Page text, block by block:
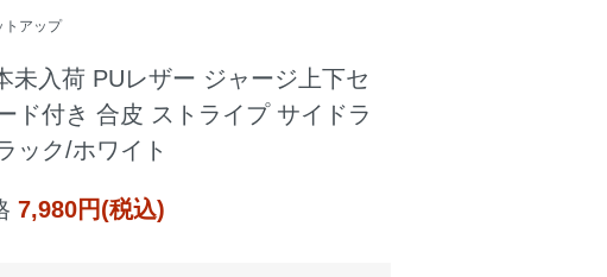
トアップ
未入荷 PUレザー ジャージ上下セ
ド付き 合皮 ストライプ サイドラ
ック/ホワイト
7,980円(税込)